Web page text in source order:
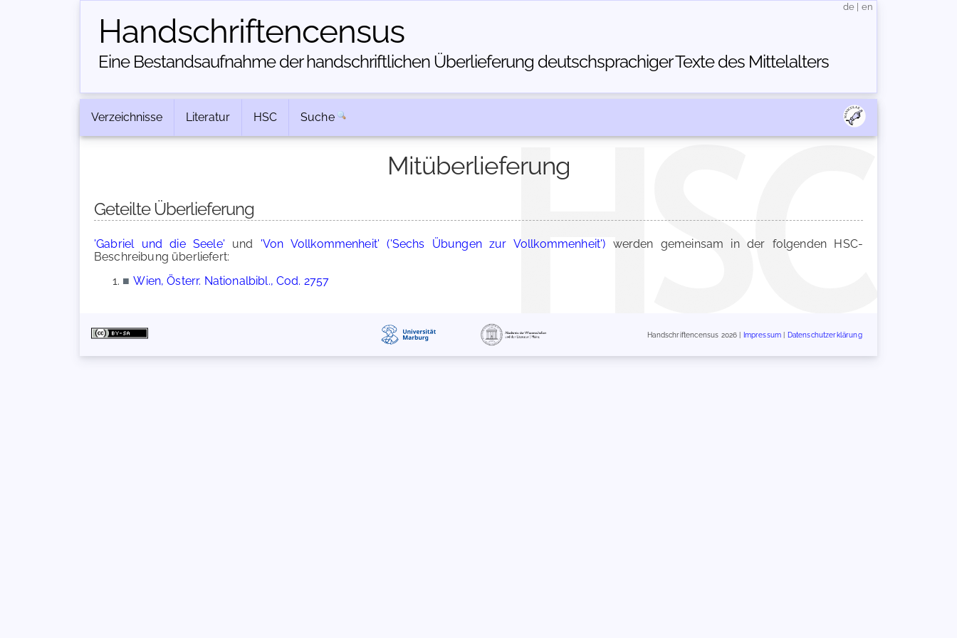
Handschriften­census
Eine Bestandsaufnahme der handschriftlichen Über­lieferung deutschsprachiger Texte des Mittelalters
de en
Verzeichnisse Literatur HSC Suche
Mitüberlieferung
Geteilte Überlieferung
'Gabriel und die Seele' und 'Von Vollkommenheit' ('Sechs Übungen zur Vollkommenheit') werden gemeinsam in der folgenden HSC-
Beschreibung überliefert:
■ Wien, Österr. Nationalbibl., Cod. 2757
Handschriftencensus 2026 | Impressum Datenschutzerklärung